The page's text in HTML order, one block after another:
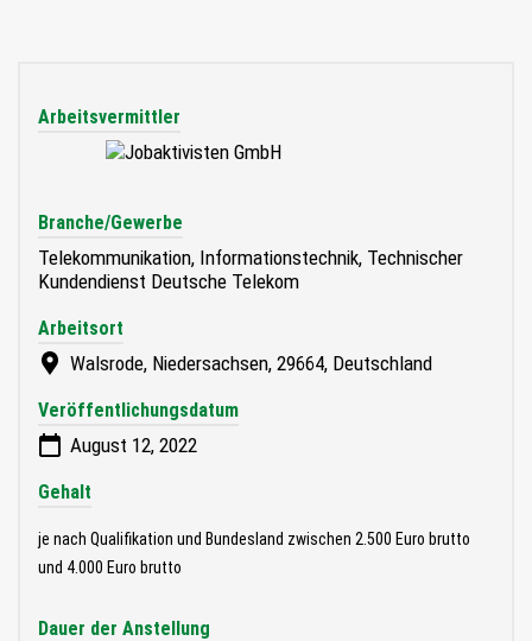
Arbeitsvermittler
Branche/Gewerbe
Telekommunikation, Informationstechnik, Technischer
Kundendienst Deutsche Telekom
Arbeitsort
Walsrode, Niedersachsen, 29664, Deutschland
Veröffentlichungsdatum
August 12, 2022
Gehalt
je nach Qualifikation und Bundesland zwischen 2.500 Euro brutto
und 4.000 Euro brutto
Dauer der Anstellung